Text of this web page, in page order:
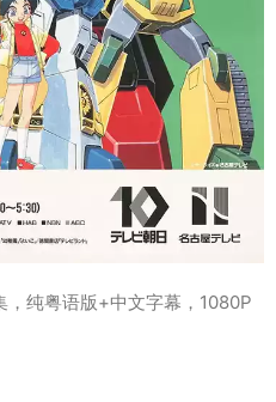
纯粤语版+中文字幕，1080P